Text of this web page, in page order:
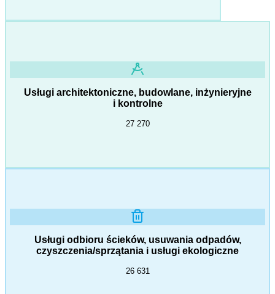
Usługi architektoniczne, budowlane, inżynieryjne
i kontrolne
27 270
Usługi odbioru ścieków, usuwania odpadów,
czyszczenia/sprzątania i usługi ekologiczne
26 631